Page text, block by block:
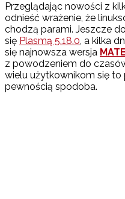
Przeglądając nowości z
odnieść wrażenie, że
chodzą parami. Jeszcze
się Plasmą 5.18.0, a kilka
się najnowsza wersja
z powodzeniem do
wielu użytkownikom się to
pewnością spodoba.